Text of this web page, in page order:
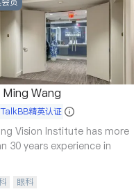
Ming Wang
iTalkBB精英认证
Vision Institute has more
30 years experience in
眼科